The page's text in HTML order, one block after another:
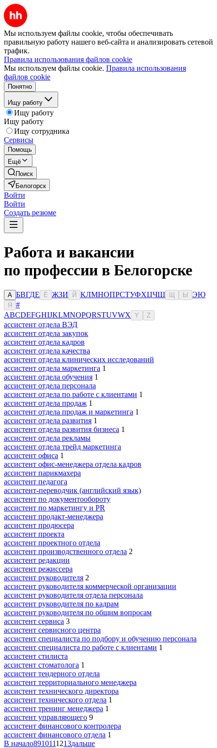
Мы используем файлы cookie, чтобы обеспечивать
правильную работу нашего веб-сайта и анализировать сетевой
трафик.
Правила использования файлов cookie
Мы используем файлы cookie. Правила использования
файлов cookie
Понятно
Ищу работу
Ищу работу
Ищу работу
Ищу сотрудника
Сервисы
Помощь
Ещё
Поиск
Белогорск
Войти
Войти
Создать резюме
Работа и вакансии
по профессии в Белогорске
А БВГДЕ Ё ЖЗИ Й КЛМНОПРСТУФХЦЧШ Ы ЭЮ
Я
#
ABCDEFGHIJKLMNOPQRSTUVWX Y Z
ассистент отдела ВЭД
ассистент отдела закупок
ассистент отдела кадров
ассистент отдела качества
ассистент отдела клинических исследований
ассистент отдела маркетинга 1
ассистент отдела обучения 1
ассистент отдела персонала
ассистент отдела по работе с клиентами 1
ассистент отдела продаж 1
ассистент отдела продаж и маркетинга 1
ассистент отдела развития 1
ассистент отдела развития бизнеса 1
ассистент отдела рекламы
ассистент отдела трейд маркетинга
ассистент офиса 1
ассистент офис-менеджера отдела кадров
ассистент парикмахера
ассистент педагога
ассистент-переводчик (английский язык)
ассистент по документообороту
ассистент по маркетингу и PR
ассистент продакт-менеджера
ассистент продюсера
ассистент проекта
ассистент проектного отдела
ассистент производственного отдела 2
ассистент редакции
ассистент режиссера
ассистент руководителя 2
ассистент руководителя коммерческой организации
ассистент руководителя отдела персонала
ассистент руководителя по кадрам
ассистент руководителя по общим вопросам
ассистент сервиса 3
ассистент сервисного центра
ассистент специалиста по подбору и обучению персонала
ассистент специалиста по работе с клиентами 1
ассистент стилиста
ассистент стоматолога 1
ассистент тендерного отдела
ассистент территориального менеджера
ассистент технического директора
ассистент технического отдела 1
ассистент тренинг менеджера 1
ассистент управляющего 9
ассистент финансового контролера
ассистент финансового отдела 1
В начало8910111213дальше